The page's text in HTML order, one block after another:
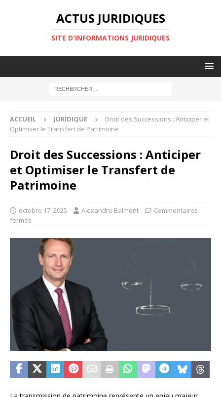
ACTUS JURIDIQUES
SITE D'INFORMATIONS JURIDIQUES
ACCUEIL JURIDIQUE
Droit des Successions : Anticiper et
Optimiser le Transfert de Patrimoine
Droit des Successions : Anticiper
et Optimiser le Transfert de
Patrimoine
octobre 17, 2025 Alexandre Balmont
Commentaires
fermés